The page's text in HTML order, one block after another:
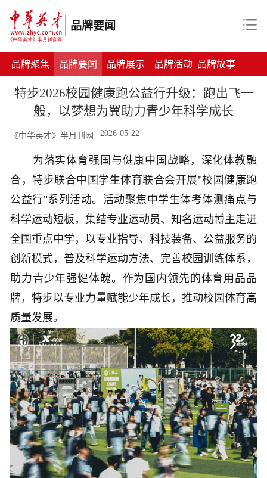
品牌要闻
品牌聚焦 品牌要闻 品牌展示 品牌活动 品牌故事
特步2026校园健康跑公益行升级：跑出飞一
般，以梦想为翼助力青少年科学成长
《中华英才》半月刊网 2026-05-22
为落实体育强国与健康中国战略，深化体教融
合，特步联合中国学生体育联合会开展"校园健康跑
公益行"系列活动。活动聚焦中学生体考体测痛点与
科学运动短板，集结专业运动员、知名运动博主走进
全国重点中学，以专业指导、科技装备、公益服务的
创新模式，普及科学运动方法、完善校园训练体系，
助力青少年强健体魄。作为国内领先的体育用品品
牌，特步以专业力量赋能少年成长，推动校园体育高
质量发展。